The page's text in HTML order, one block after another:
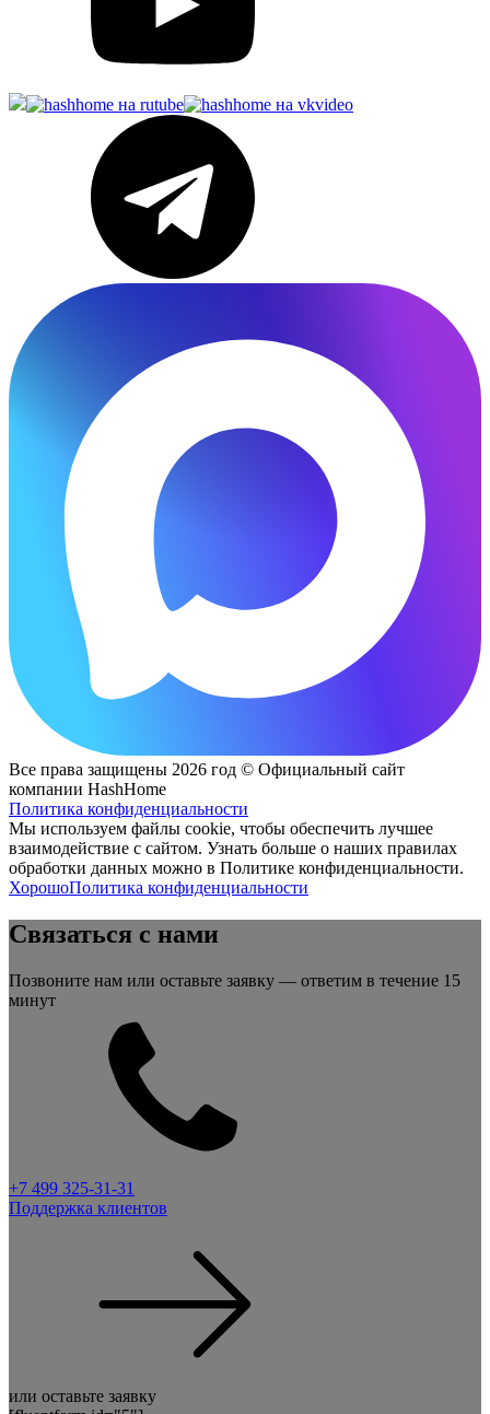
Все права защищены 2026 год © Официальный сайт
компании HashHome
Политика конфиденциальности
Мы используем файлы cookie, чтобы обеспечить лучшее
взаимодействие с сайтом. Узнать больше о наших правилах
обработки данных можно в Политике конфиденциальности.
ХорошоПолитика конфиденциальности
Связаться с нами
Позвоните нам или оставьте заявку — ответим в течение 15
минут
+7 499 325-31-31
Поддержка клиентов
или оставьте заявку